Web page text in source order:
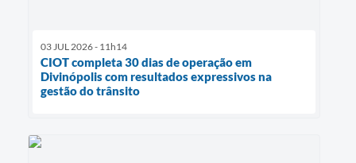
03 JUL 2026 - 11h14
CIOT completa 30 dias de operação em
Divinópolis com resultados expressivos na
gestão do trânsito